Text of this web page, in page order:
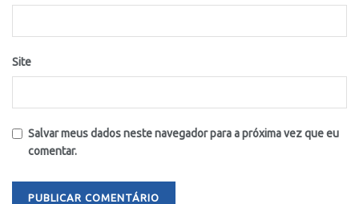
Site
Salvar meus dados neste navegador para a próxima vez que eu
comentar.